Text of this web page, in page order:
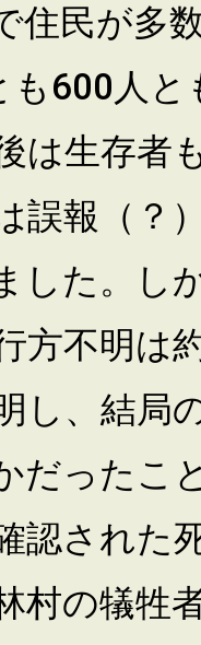
住民が多
も600人
は生存者
誤報（？
した。し
方不明は
し、結局
だったこ
認された
村の犠牲